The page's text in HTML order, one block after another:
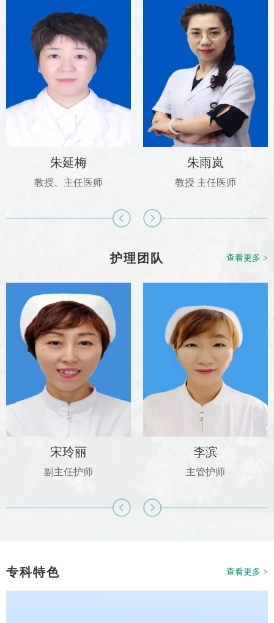
朱延梅
教授、主任医师
朱雨岚
教授 主任医师
护理团队 查看更多 >
宋玲丽
副主任护师
李滨
主管护师
专科特色 查看更多 >